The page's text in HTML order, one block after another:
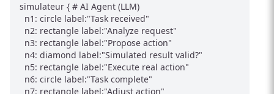
simulateur { # AI Agent (LLM)
  n1: circle label:"Task received"
  n2: rectangle label:"Analyze request"
  n3: rectangle label:"Propose action"
  n4: diamond label:"Simulated result valid?"
  n5: rectangle label:"Execute real action"
  n6: circle label:"Task complete"
  n7: rectangle label:"Adjust action"